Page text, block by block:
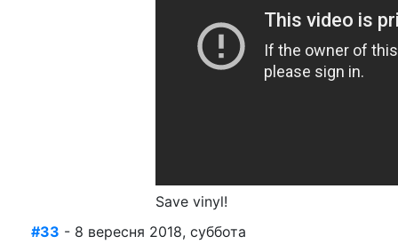
Save vinyl!
#33 - 8 вересня 2018, суббота